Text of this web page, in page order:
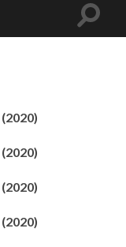
Toggle
(2020)
(2020)
(2020)
(2020)